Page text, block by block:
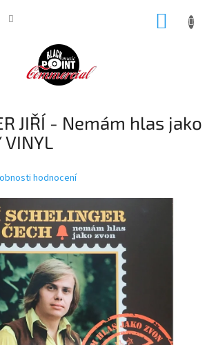
JIŘÍ - Nemám hlas jako
hodnocení